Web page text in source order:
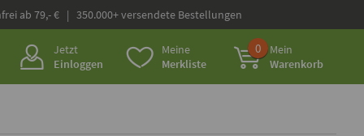
ab 79,- € | 350.000+ versendete Bestellungen
Jetzt
Einloggen
Meine
Merkliste
0
Mein
Warenkorb